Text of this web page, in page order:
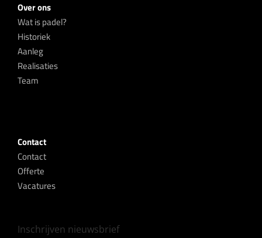
Over ons
Wat is padel?
Historiek
Aanleg
Realisaties
Team
Contact
Contact
Offerte
Vacatures
Inschrijven nieuwsbrief